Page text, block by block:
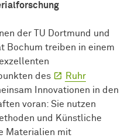
der TU Dortmund und
Bochum treiben in einem
des
Ruhr
Innovationen in den
voran: Sie nutzen
und Künstliche
Materialien mit